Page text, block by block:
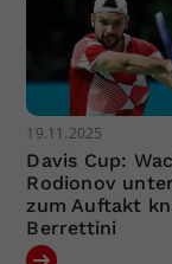
19.11.2025
Davis Cup:
Rodionov
zum Auftakt
Berrettini